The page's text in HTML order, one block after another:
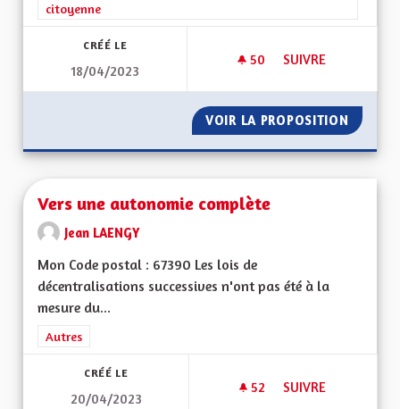
citoyenne
CRÉÉ LE
18/04/2023
50 50 ABONNÉS
SUIVRE
VOIR LA PROPOSITION
Vers une autonomie complète
Jean LAENGY
Mon Code postal : 67390 Les lois de
décentralisations successives n'ont pas été à la
mesure du...
Filtrer les résultats de la catégorie : Autres
Autres
CRÉÉ LE
20/04/2023
52 52 ABONNÉS
SUIVRE